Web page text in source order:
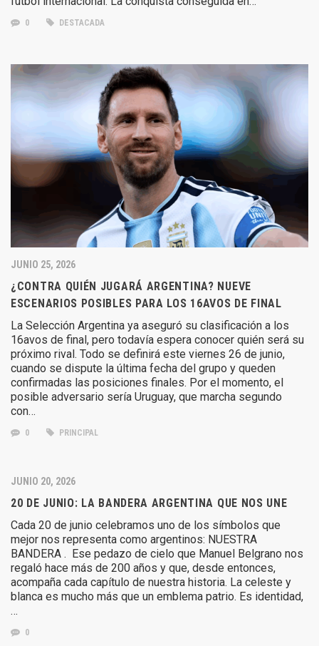
0 DESTACADA
JUNIO 25, 2026
¿CONTRA QUIÉN JUGARÁ ARGENTINA? NUEVE
ESCENARIOS POSIBLES PARA LOS 16AVOS DE FINAL
La Selección Argentina ya aseguró su clasificación a los
16avos de final, pero todavía espera conocer quién será su
próximo rival. Todo se definirá este viernes 26 de junio,
cuando se dispute la última fecha del grupo y queden
confirmadas las posiciones finales. Por el momento, el
posible adversario sería Uruguay, que marcha segundo
con…
0 PRINCIPAL
JUNIO 20, 2026
20 DE JUNIO: LA BANDERA ARGENTINA QUE NOS UNE
Cada 20 de junio celebramos uno de los símbolos que
mejor nos representa como argentinos: NUESTRA
BANDERA . Ese pedazo de cielo que Manuel Belgrano nos
regaló hace más de 200 años y que, desde entonces,
acompaña cada capítulo de nuestra historia. La celeste y
blanca es mucho más que un emblema patrio. Es identidad,
…
0